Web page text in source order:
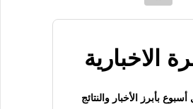
الاخبارية
بأبرز الأخبار والنتائج